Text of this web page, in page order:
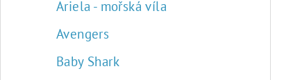
Ariela - mořská víla
Avengers
Baby Shark